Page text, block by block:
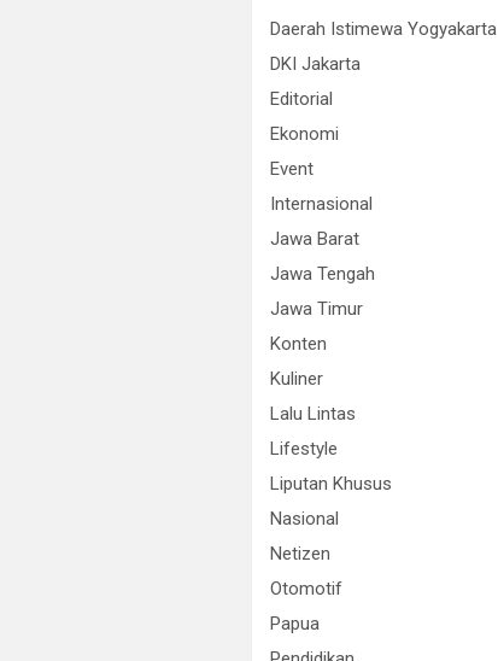
Daerah Istimewa Yogyakarta
DKI Jakarta
Editorial
Ekonomi
Event
Internasional
Jawa Barat
Jawa Tengah
Jawa Timur
Konten
Kuliner
Lalu Lintas
Lifestyle
Liputan Khusus
Nasional
Netizen
Otomotif
Papua